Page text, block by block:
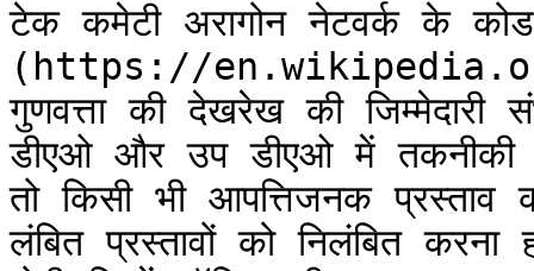
टेक कमेटी अरागोन नेटवर्क के
(https://
गुणवत्ता की देखरेख की
डीएओ और उप डीएओ में तकनीकी
तो किसी भी आपत्तिजनक प्रस्ताव
लंबित प्रस्तावों को निलंबित करना